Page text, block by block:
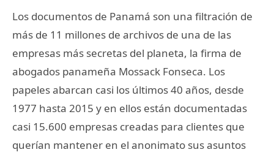
Los documentos de Panamá son una filtración de
más de 11 millones de archivos de una de las
empresas más secretas del planeta, la firma de
abogados panameña Mossack Fonseca. Los
papeles abarcan casi los últimos 40 años, desde
1977 hasta 2015 y en ellos están documentadas
casi 15.600 empresas creadas para clientes que
querían mantener en el anonimato sus asuntos